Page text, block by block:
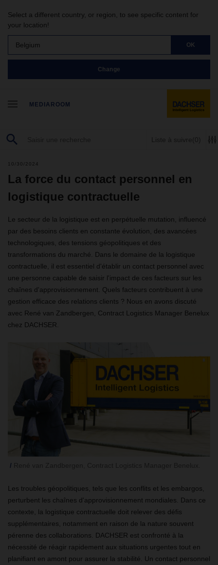
Select a different country, or region, to see specific content for
your location!
Belgium OK
Change
MEDIAROOM
Liste à suivre(0)
10/30/2024
La force du contact personnel en
logistique contractuelle
Le secteur de la logistique est en perpétuelle mutation, influencé
par des besoins clients en constante évolution, des avancées
technologiques, des tensions géopolitiques et des
transformations du marché. Dans le domaine de la logistique
contractuelle, il est essentiel d'établir un contact personnel avec
une personne capable de saisir l'impact de ces facteurs sur les
chaînes d'approvisionnement. Quels facteurs contribuent à une
gestion efficace des relations clients ? Nous en avons discuté
avec René van Zandbergen, Contract Logistics Manager Benelux
chez DACHSER.
Les troubles géopolitiques, tels que les conflits et les embargos,
perturbent les chaînes d'approvisionnement mondiales. Dans ce
contexte, la logistique contractuelle doit relever des défis
supplémentaires, notamment en raison de la nature souvent
pérenne des collaborations. DACHSER est confronté à la
nécessité de réagir rapidement aux situations urgentes tout en
planifiant en amont pour assurer la stabilité. Un contact personnel